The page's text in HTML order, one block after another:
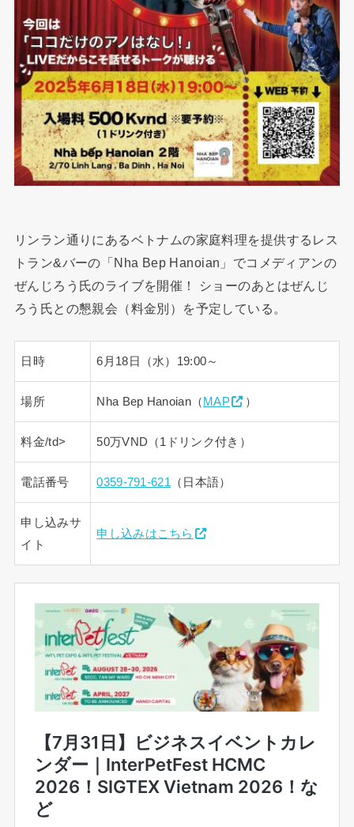
リンラン通りにあるベトナムの家庭料理を提供するレス
トラン&バーの「Nha Bep Hanoian」でコメディアンの
ぜんじろう氏のライブを開催！ ショーのあとはぜんじ
ろう氏との懇親会（料金別）を予定している。
日時 6月18日（水）19:00～
場所 Nha Bep Hanoian（ MAP ）
料金/td> 50万VND（1ドリンク付き）
電話番号 0359-791-621 （日本語）
申し込みサ
イト
申し込みはこちら